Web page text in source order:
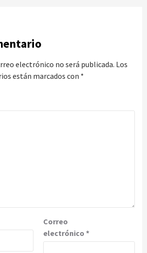
electrónico no será publicada. Los
están marcados con *
Correo
electrónico *